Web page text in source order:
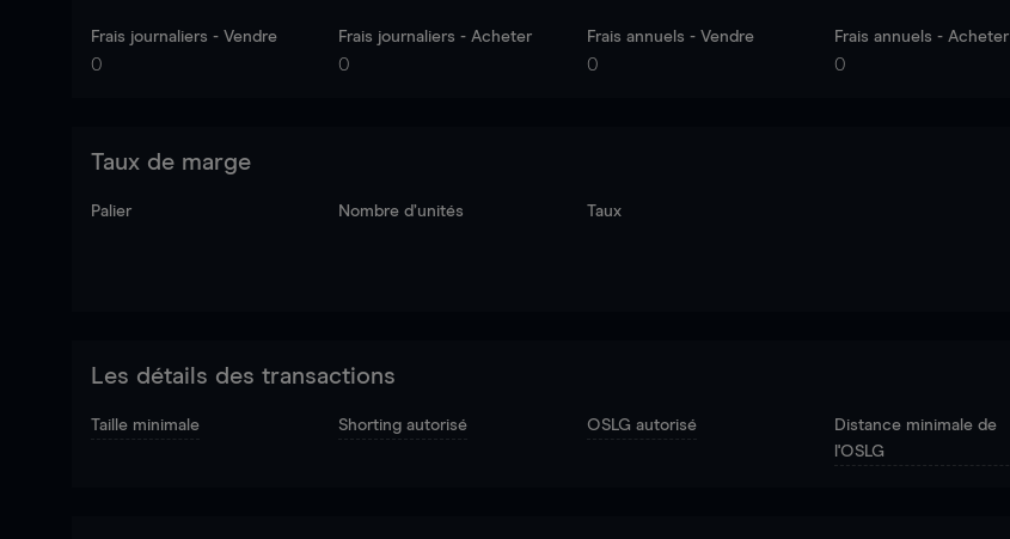
Frais journaliers - Vendre
0
Frais journaliers - Acheter
0
Frais annuels - Vendre
0
Frais annuels - Acheter
0
Taux de marge
Palier Nombre d’unités Taux
Les détails des transactions
Taille minimale Shorting autorisé OSLG autorisé
Distance minimale de
l'OSLG